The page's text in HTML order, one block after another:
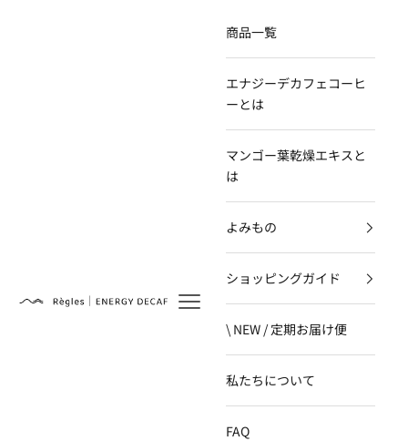
Règles
商品一覧
エナジーデカフェコーヒ
ーとは
マンゴー葉乾燥エキスと
は
よみもの
ショッピングガイド
\ NEW / 定期お届け便
私たちについて
FAQ